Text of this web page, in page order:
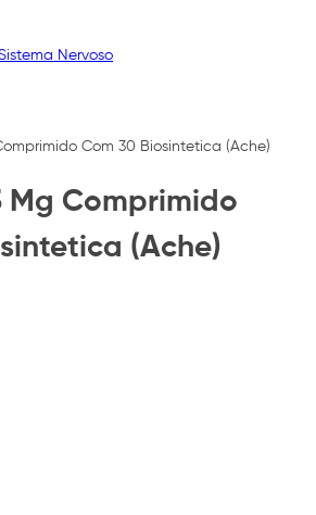
Nervoso
Com 30 Biosintetica (Ache)
Mg Comprimido
(Ache)